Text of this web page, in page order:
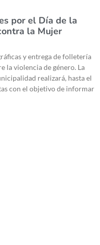
por el Día de la
la Mujer
y entrega de folletería
la violencia de género. La
realizará, hasta el
con el objetivo de informar